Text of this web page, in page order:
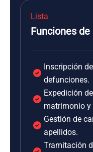
Lista
Funciones
Inscripción
defunciones.
Expedición
matrimonio y
Gestión de
apellidos.
Tramitación